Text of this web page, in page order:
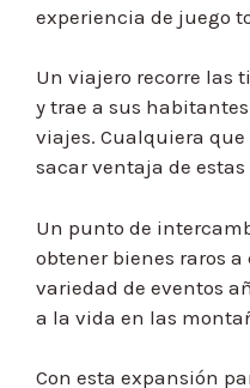
experiencia de juego
Un viajero recorre las
y trae a sus
viajes. Cualquiera
sacar ventaja de
Un punto de
obtener bienes raros
variedad de eventos
a la vida en las
Con esta expansión